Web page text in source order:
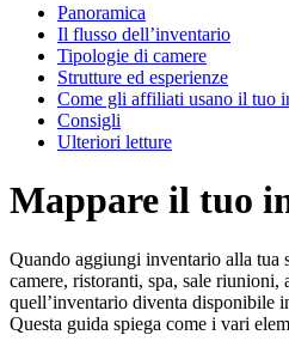
Panoramica
Il flusso dell’inventario
Tipologie di camere
Strutture ed esperienze
Come gli affiliati usano il tuo
Consigli
Ulteriori letture
Mappare il tuo
Quando aggiungi inventario alla
camere, ristoranti, spa, sale
quell’inventario diventa disponibile
Questa guida spiega come i vari